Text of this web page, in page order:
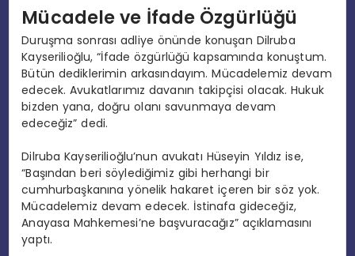
Mücadele ve İfade Özgürlüğü
Duruşma sonrası adliye önünde konuşan Dilruba
Kayserilioğlu, “İfade özgürlüğü kapsamında konuştum.
Bütün dediklerimin arkasındayım. Mücadelemiz devam
edecek. Avukatlarımız davanın takipçisi olacak. Hukuk
bizden yana, doğru olanı savunmaya devam
edeceğiz” dedi.
Dilruba Kayserilioğlu’nun avukatı Hüseyin Yıldız ise,
“Başından beri söylediğimiz gibi herhangi bir
cumhurbaşkanına yönelik hakaret içeren bir söz yok.
Mücadelemiz devam edecek. İstinafa gideceğiz,
Anayasa Mahkemesi’ne başvuracağız” açıklamasını
yaptı.